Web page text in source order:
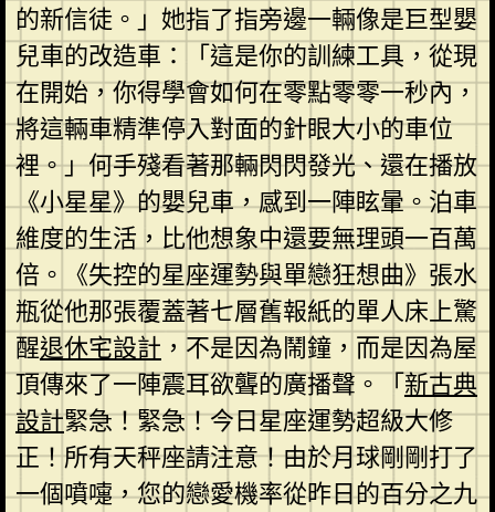
的新信徒。」她指了指旁邊一輛像是巨型嬰
兒車的改造車：「這是你的訓練工具，從現
在開始，你得學會如何在零點零零一秒內，
將這輛車精準停入對面的針眼大小的車位
裡。」何手殘看著那輛閃閃發光、還在播放
《小星星》的嬰兒車，感到一陣眩暈。泊車
維度的生活，比他想象中還要無理頭一百萬
倍。《失控的星座運勢與單戀狂想曲》張水
瓶從他那張覆蓋著七層舊報紙的單人床上驚
醒退休宅設計 ，不是因為鬧鐘，而是因為屋
頂傳來了一陣震耳欲聾的廣播聲。「新古典
設計緊急！緊急！今日星座運勢超級大修
正！所有天秤座請注意！由於月球剛剛打了
一個噴嚏，您的戀愛機率從昨日的百分之九